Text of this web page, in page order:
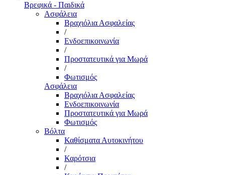
Βρεφικά - Παιδικά
Ασφάλεια
Βραχιόλια Ασφαλείας
/
Ενδοεπικοινωνία
/
Προστατευτικά για Μωρά
/
Φωτισμός
Ασφάλεια
Βραχιόλια Ασφαλείας
Ενδοεπικοινωνία
Προστατευτικά για Μωρά
Φωτισμός
Βόλτα
Καθίσματα Αυτοκινήτου
/
Καρότσια
/